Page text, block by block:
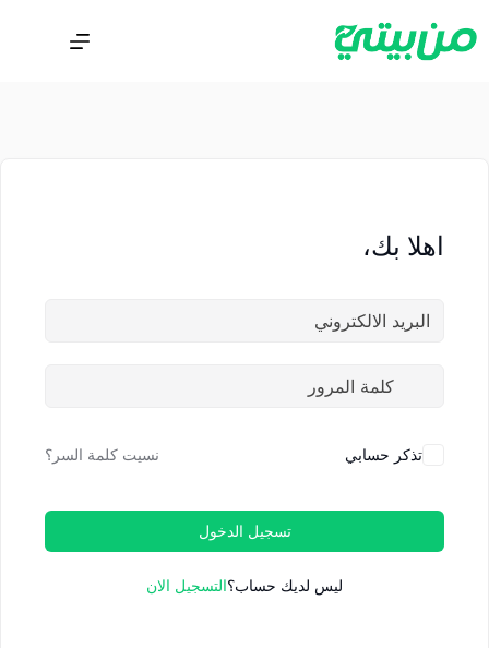
اهلا بك،
تذكر حسابي نسيت كلمة السر؟
تسجيل الدخول
ليس لديك حساب؟التسجيل الان